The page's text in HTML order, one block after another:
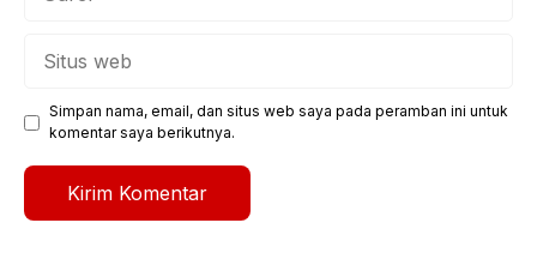
Simpan nama, email, dan situs web saya pada peramban ini untuk
komentar saya berikutnya.